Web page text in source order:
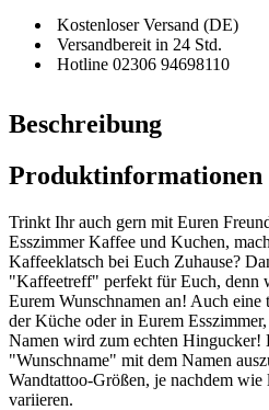
Kostenloser Versand (DE)
Versandbereit in 24 Std.
Hotline 02306 94698110
Beschreibung
Produktinformationen
Trinkt Ihr auch gern mit Euren
Esszimmer Kaffee und Kuchen,
Kaffeeklatsch bei Euch Zuhause?
"Kaffeetreff" perfekt für Euch, denn
Eurem Wunschnamen an! Auch
der Küche oder in Eurem
Namen wird zum echten Hingucker!
"Wunschname" mit dem Namen
Wandtattoo-Größen, je nachdem wie
variieren.